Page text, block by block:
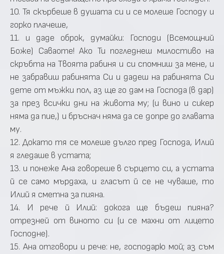
10. Тя скърбеше в душата си и се молеше Господу и
горко плачеше,
11. и даде оброк, думайки: Господи (Всемощний
Боже) Саваоте! Ако Ти погледнеш милостиво на
скръбта на Твоята рабиня и си спомниш за мене, и
не забравиш рабинята Си и дадеш на рабинята Си
дете от мъжки пол, аз ще го дам на Господа (в дар)
за през всички дни на живота му; (и вино и сикер
няма да пие,) и бръснач няма да се допре до главата
му.
12. Докато тя се молеше дълго пред Господа, Илий
я гледаше в устата;
13. и понеже Ана говореше в сърцето си, а устата
й се само мърдаха, и гласът й се не чуваше, то
Илий я сметна за пияна.
14. И рече й Илий: докога ще бъдеш пияна?
отрезней от виното си (и се махни от лицето
Господне).
15. Ана отговори и рече: не, господарю мой; аз съм